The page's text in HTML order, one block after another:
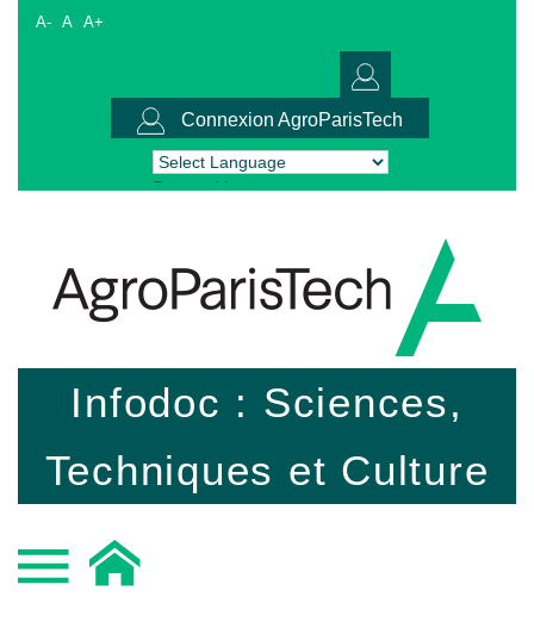
A- A A+
Connexion AgroParisTech
Powered by Translate
Infodoc : Sciences,
Techniques et Culture